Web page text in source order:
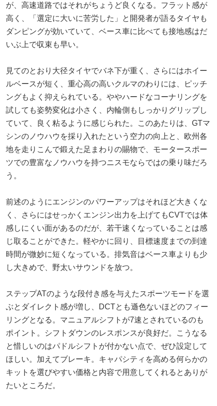
が、高速道路ではそれがちょうど良くなる。フラット感が
高く、「選定に大いに苦労した」と開発者が語るタイヤも
ダンピングが効いていて、ベース車に比べても接地感はだ
いぶ上で収束も早い。
見てのとおり大径タイヤでバネ下が重く、さらにはホイー
ルベースが短く、重心高の高いクルマのわりには、ピッチ
ングもよく抑えられている。ややハードなコーナリングを
試しても姿勢変化は小さく、内輪側もしっかりグリップし
ていて、良く粘るように感じられた。このあたりは、GTマ
シンのノウハウを採り入れたという空力の向上と、欧州各
地を走りこんで鍛えた足まわりの賜物で、モータースポー
ツでの豊富なノウハウを持つニスモならではの乗り味だろ
う。
前述のようにエンジンのパワーアップはそれほど大きくな
く、さらにはせっかくエンジン出力を上げてもCVTでは体
感しにくい面があるのだが、若干速くなっていることは感
じ取ることができた。軽やかに回り、目標速度までの到達
時間が微妙に短くなっている。排気音はベース車よりも少
し大きめで、野太いサウンドを放つ。
ステップATのような段付き感を与えたスポーツモードを選
ぶとダイレクト感が増し、DCTとも遜色ないほどのフィー
リングとなる。マニュアルシフトが7速とされているのも
ポイント。シフトダウンのレスポンスが良好だ。こうなる
と惜しいのはパドルシフトが付かない点で、ぜひ設定して
ほしい。加えてブレーキ。キャパシティを高める何らかの
キットを選びやすい価格と内容で用意してくれるとありが
たいところだ。